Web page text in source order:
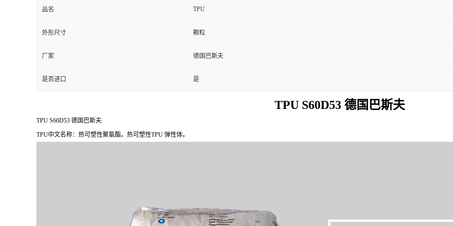
品名 TPU
外形尺寸 颗粒
厂家 德国巴斯夫
是否进口 是
TPU S60D53 德国巴斯夫
TPU S60D53 德国巴斯夫
TPU中文名称：热可塑性聚氨酯。热可塑性TPU 弹性体。